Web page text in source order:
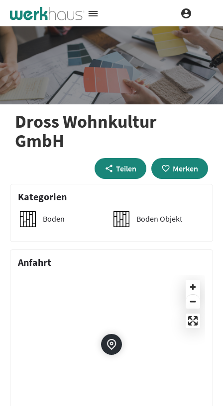
Dross Wohnkultur
GmbH
Teilen Merken
Kategorien
Boden Boden Objekt
Anfahrt